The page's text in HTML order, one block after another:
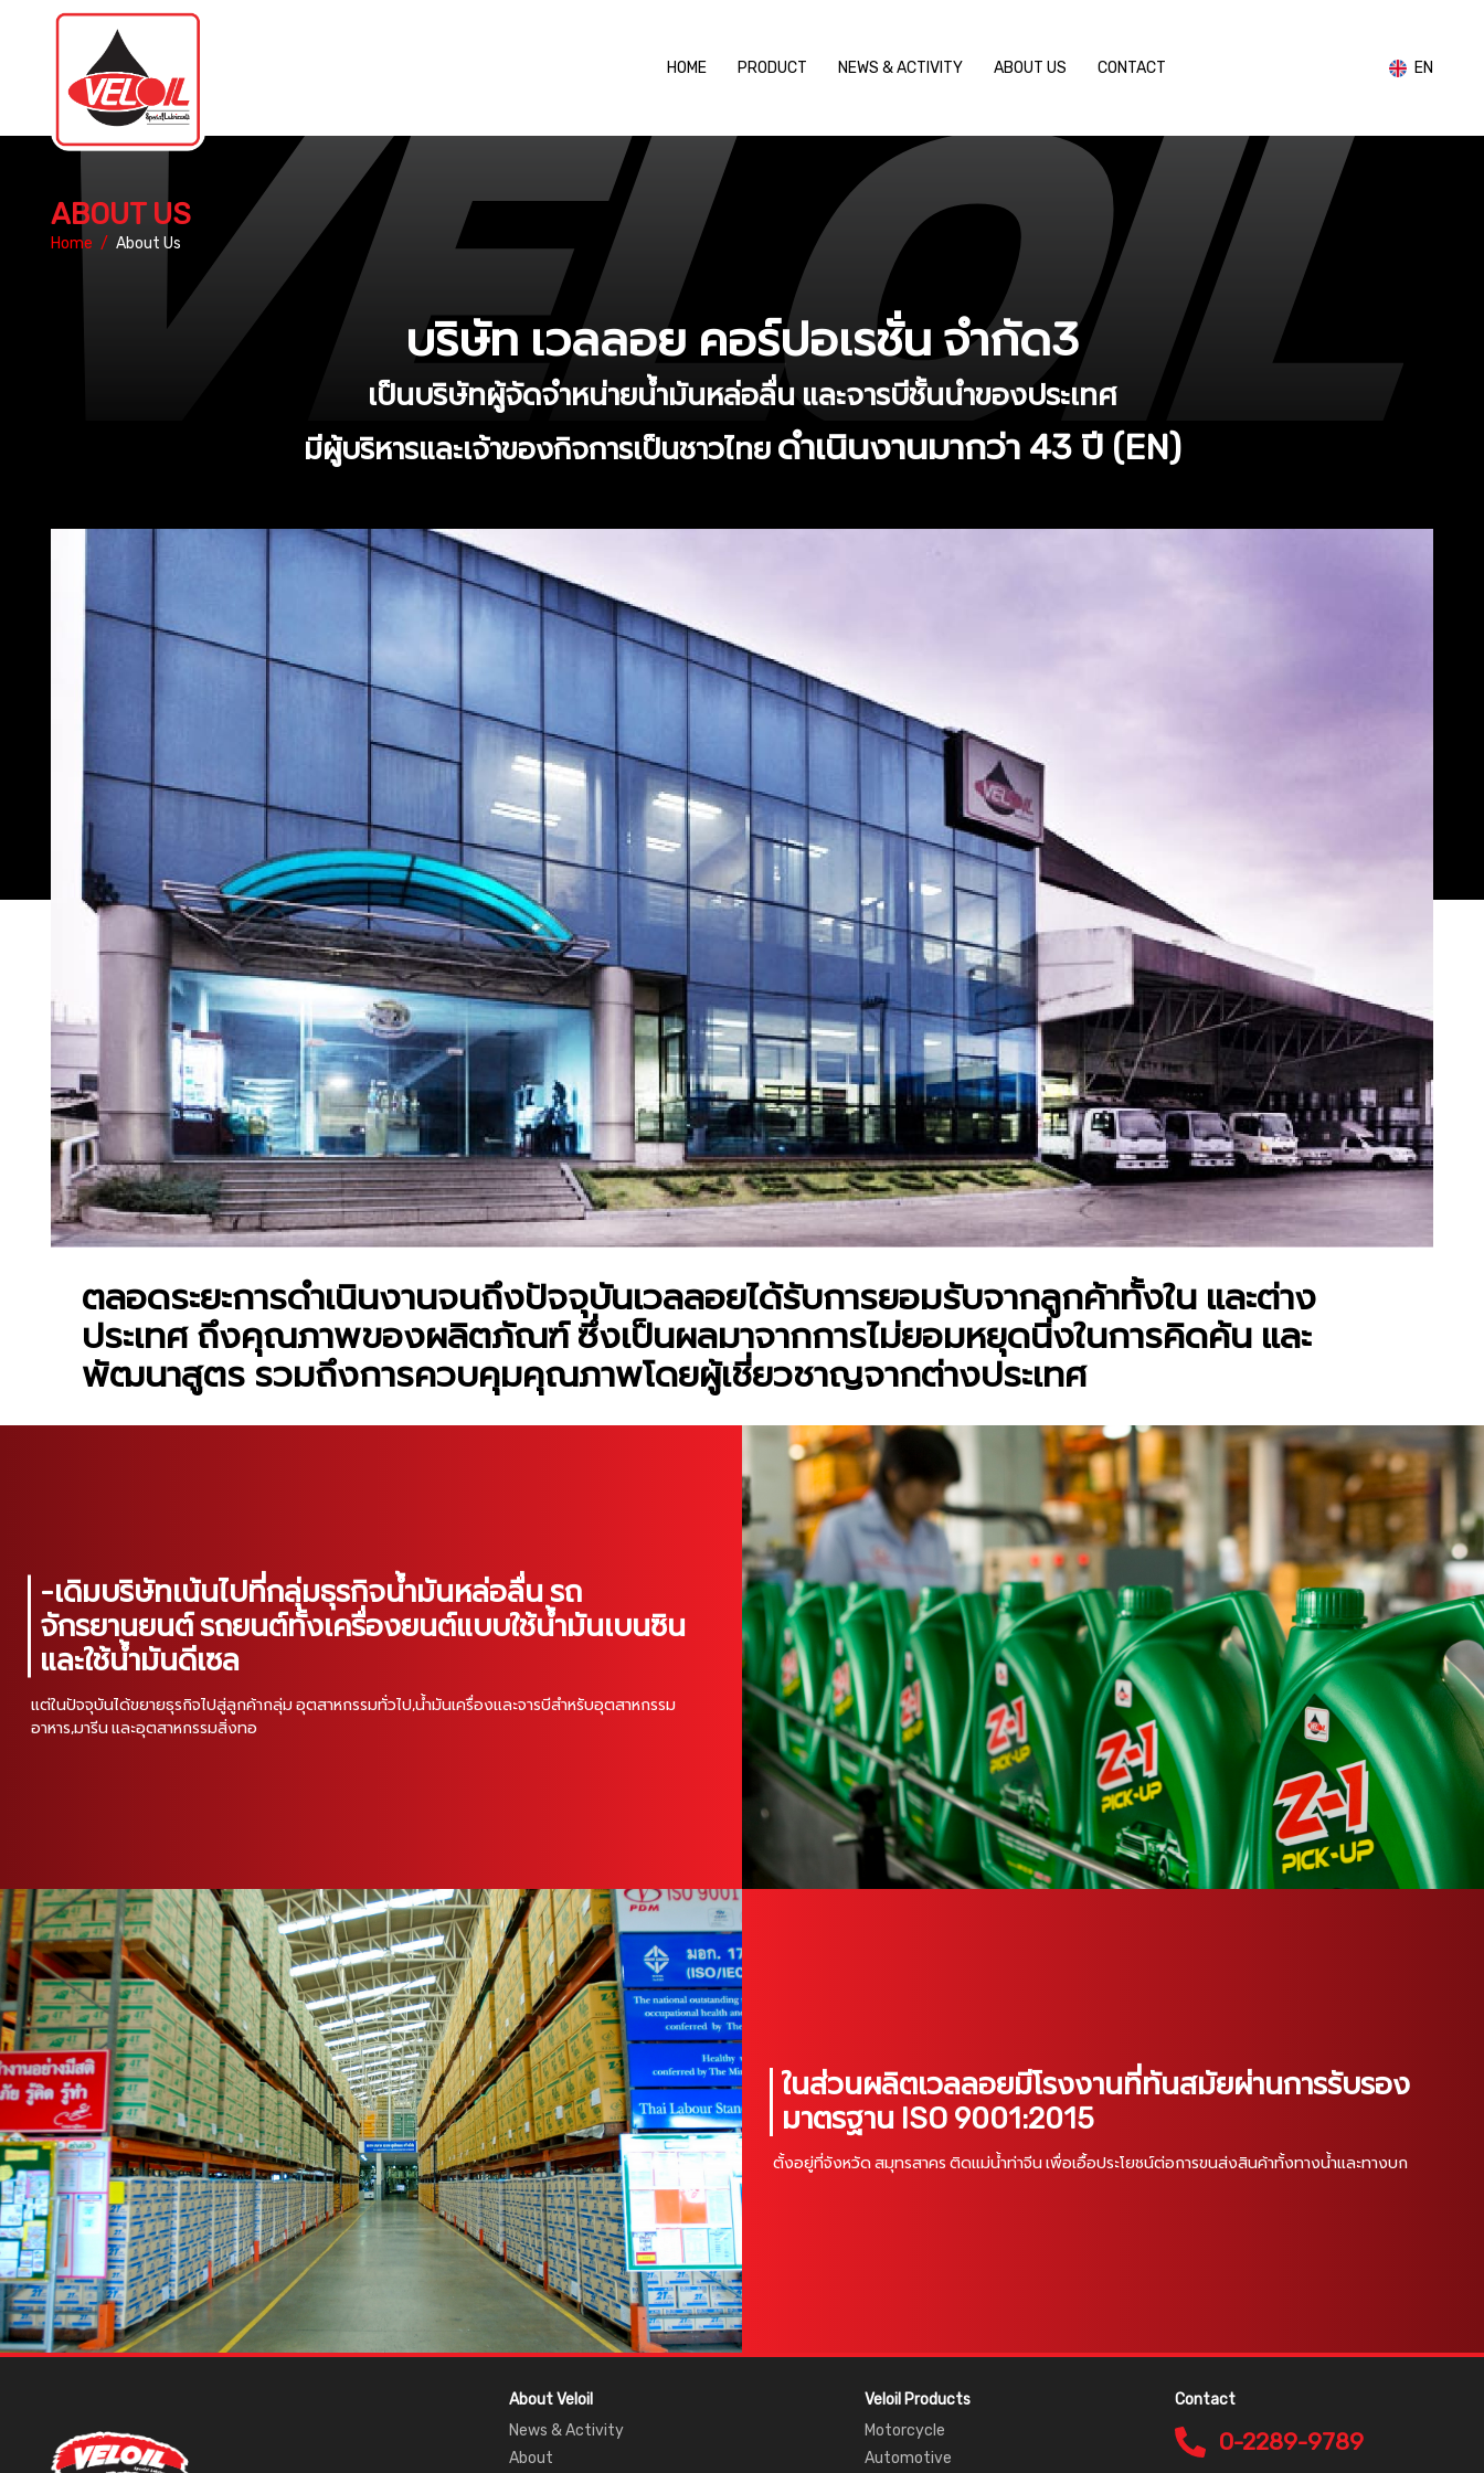
HOME PRODUCT NEWS & ACTIVITY ABOUT US CONTACT EN
ABOUT US
Home / About Us
บริษัท เวลลอย คอร์ปอเรชั่น จำกัด3
เป็นบริษัทผู้จัดจำหน่ายน้ำมันหล่อลื่น และจารบีชั้นนำของประเทศ
มีผู้บริหารและเจ้าของกิจการเป็นชาวไทย ดำเนินงานมากว่า 43 ปี (EN)
ตลอดระยะการดำเนินงานจนถึงปัจจุบันเวลลอยได้รับการยอมรับจากลูกค้าทั้งใน และต่าง
ประเทศ ถึงคุณภาพของผลิตภัณฑ์ ซึ่งเป็นผลมาจากการไม่ยอมหยุดนิ่งในการคิดค้น และ
พัฒนาสูตร รวมถึงการควบคุมคุณภาพโดยผู้เชี่ยวชาญจากต่างประเทศ
-เดิมบริษัทเน้นไปที่กลุ่มธุรกิจน้ำมันหล่อลื่น รถ
จักรยานยนต์ รถยนต์ทั้งเครื่องยนต์แบบใช้น้ำมันเบนซิน
และใช้น้ำมันดีเซล
แต่ในปัจจุบันได้ขยายธุรกิจไปสู่ลูกค้ากลุ่ม อุตสาหกรรมทั่วไป,น้ำมันเครื่องและจารบีสำหรับอุตสาหกรรม
อาหาร,มารีน และอุตสาหกรรมสิ่งทอ
ในส่วนผลิตเวลลอยมีโรงงานที่ทันสมัยผ่านการรับรอง
มาตรฐาน ISO 9001:2015
ตั้งอยู่ที่จังหวัด สมุทรสาคร ติดแม่น้ำท่าจีน เพื่อเอื้อประโยชน์ต่อการขนส่งสินค้าทั้งทางน้ำและทางบก
About Veloil
News & Activity
About
Veloil Products
Motorcycle
Automotive
Contact
0-2289-9789